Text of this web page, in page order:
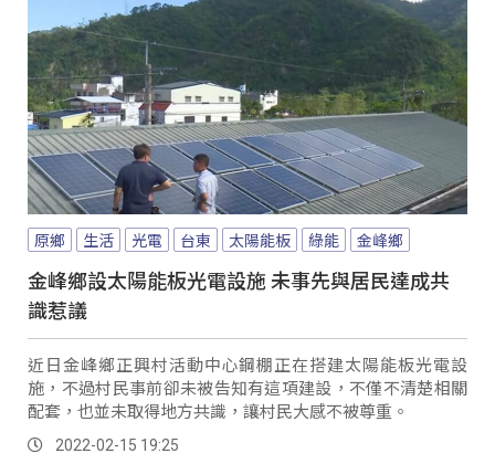
原鄉 生活 光電 台東 太陽能板 綠能 金峰鄉
金峰鄉設太陽能板光電設施 未事先與居民達成共
識惹議
近日金峰鄉正興村活動中心鋼棚正在搭建太陽能板光電設
施，不過村民事前卻未被告知有這項建設，不僅不清楚相關
配套，也並未取得地方共識，讓村民大感不被尊重。
2022-02-15 19:25